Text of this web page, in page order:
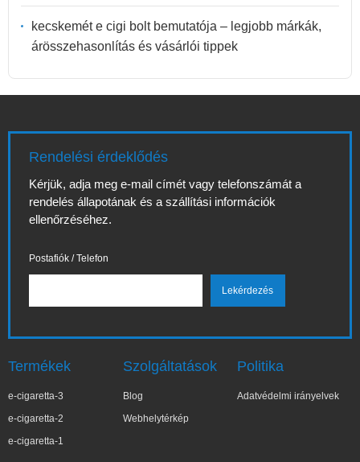
kecskemét e cigi bolt bemutatója – legjobb márkák,
árösszehasonlítás és vásárlói tippek
Rendelési érdeklődés
Kérjük, adja meg e-mail címét vagy telefonszámát a
rendelés állapotának és a szállítási információk
ellenőrzéséhez.
Postafiók / Telefon
Termékek
e-cigaretta-3
e-cigaretta-2
e-cigaretta-1
Szolgáltatások
Blog
Webhelytérkép
Politika
Adatvédelmi irányelvek